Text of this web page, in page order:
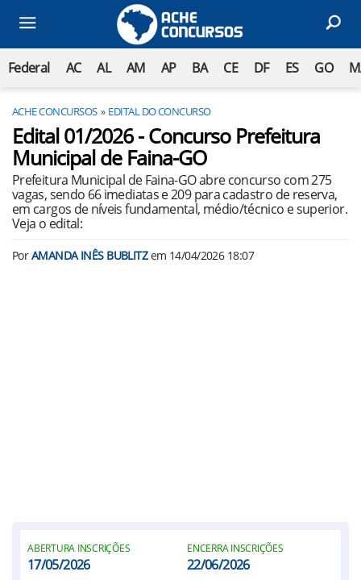
Federal AC AL AM AP BA CE DF ES GO
ACHE CONCURSOS EDITAL DO CONCURSO
Edital 01/2026 - Concurso Prefeitura
Municipal de Faina-GO
Prefeitura Municipal de Faina-GO abre concurso com 275
vagas, sendo 66 imediatas e 209 para cadastro de reserva,
em cargos de níveis fundamental, médio/técnico e superior.
Veja o edital:
PorAMANDA INÊS BUBLITZem 14/04/2026 18:07
ABERTURA INSCRIÇÕES
17/05/2026
ENCERRA INSCRIÇÕES
22/06/2026